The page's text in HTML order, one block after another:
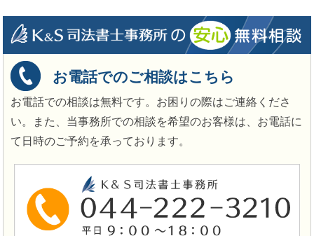
お電話でのご相談はこちら
お電話での相談は無料です。お困りの際はご連絡くださ
い。また、当事務所での相談を希望のお客様は、お電話に
て日時のご予約を承っております。